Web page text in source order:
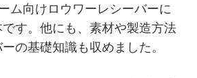
ム向けロウワーレシーバーに
す。他にも、素材や製造方法
の基礎知識も収めました。